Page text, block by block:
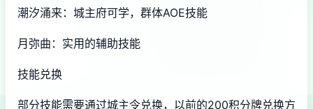
潮汐涌来：城主府可学，群体AOE技能
月弥曲：实用的辅助技能
技能兑换
部分技能需要通过城主令兑换，以前的200积分牌兑换方